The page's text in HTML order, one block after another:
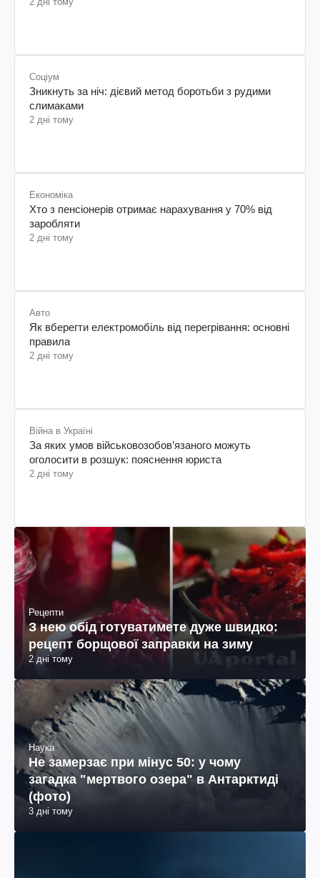
Соціум
Зникнуть за ніч: дієвий метод боротьби з рудими
слимаками
2 дні тому
Економіка
Хто з пенсіонерів отримає нарахування у 70% від
заробляти
2 дні тому
Авто
Як вберегти електромобіль від перегрівання: основні
правила
2 дні тому
Війна в Україні
За яких умов військовозобов’язаного можуть
оголосити в розшук: пояснення юриста
2 дні тому
Рецепти
З нею обід готуватимете дуже швидко:
рецепт борщової заправки на зиму
2 дні тому
Наука
Не замерзає при мінус 50: у чому
загадка "мертвого озера" в Антарктиді
(фото)
3 дні тому